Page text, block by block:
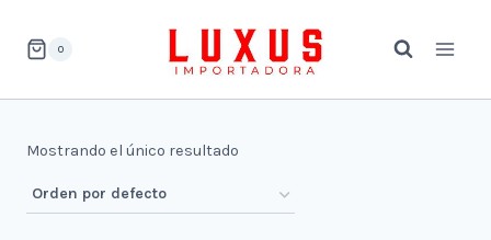
0
Mostrando el único resultado